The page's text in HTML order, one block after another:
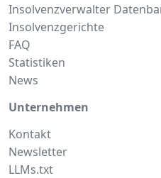
Insolvenzverwalter
Insolvenzgerichte
FAQ
Statistiken
News
Unternehmen
Kontakt
Newsletter
LLMs.txt